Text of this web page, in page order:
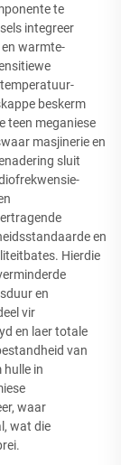
te
integreer
warmte-
beskerm
teen meganiese
masjinerie en
sluit
en
Hierdie
en
vir
en laer totale
van
hulle in
waar
wat die